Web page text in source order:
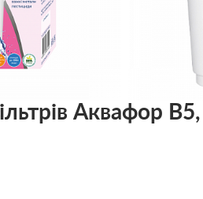
Аквафор